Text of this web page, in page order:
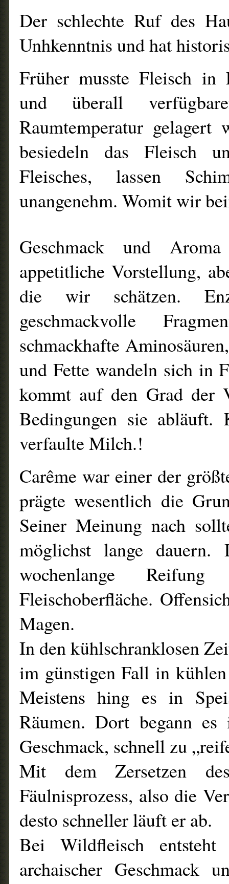
Der schlechte Ruf des
Unhkenntnis und hat
Früher musste Fleisch in
und überall
Raumtemperatur
besiedeln das Fleisch
Fleisches, lassen
unangenehm. Womit wir
Geschmack und
appetitliche Vorstellung,
die wir schätzen.
geschmackvolle
schmackhafte
und Fette wandeln sich in
kommt auf den Grad der
Bedingungen sie abläuft.
verfaulte Milch.!
Carême war einer der
prägte wesentlich die
Seiner Meinung nach
möglichst lange dauern.
wochenlange
Fleischoberfläche.
Magen.
In den kühlschranklosen
im günstigen Fall in
Meistens hing es in
Räumen. Dort begann
Geschmack, schnell zu
Mit dem Zersetzen
Fäulnisprozess, also die
desto schneller läuft er ab.
Bei Wildfleisch
archaischer Geschmack